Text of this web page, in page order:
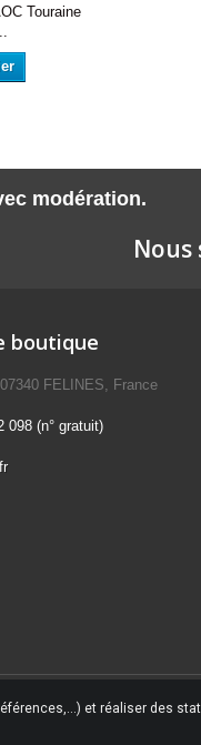
Touraine
modération.
Nous
boutique
FELINES, France
098 (n° gratuit)
et réaliser des